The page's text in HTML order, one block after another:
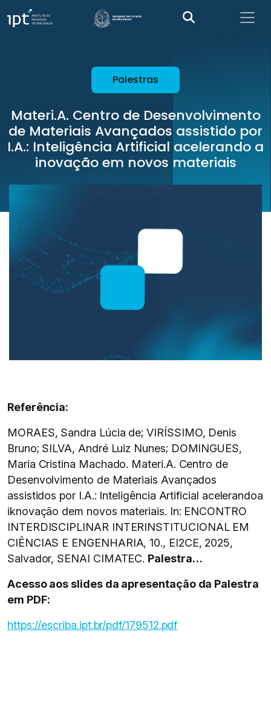
Palestras
Materi.A. Centro de Desenvolvimento
de Materiais Avançados assistido por
I.A.: Inteligência Artificial acelerando a
inovação em novos materiais
Referência:
MORAES, Sandra Lúcia de; VIRÍSSIMO, Denis
Bruno; SILVA, André Luiz Nunes; DOMINGUES,
Maria Cristina Machado. Materi.A. Centro de
Desenvolvimento de Materiais Avançados
assistidos por I.A.: Inteligência Artificial acelerandoa
iknovação dem novos materiais. In: ENCONTRO
INTERDISCIPLINAR INTERINSTITUCIONAL EM
CIÊNCIAS E ENGENHARIA, 10., EI2CE, 2025,
Salvador, SENAI CIMATEC. Palestra…
Acesso aos slides da apresentação da Palestra
em PDF:
https://escriba.ipt.br/pdf/179512.pdf